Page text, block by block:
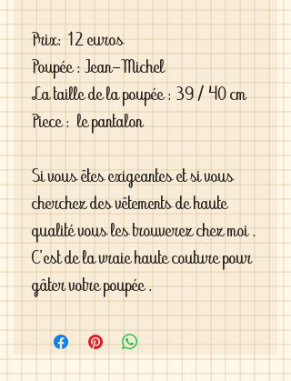
Prix: 12 euros
Poupée : Jean-Michel
La taille de la poupée : 39 / 40 cm
Piece : le pantalon
Si vous êtes exigeantes et si vous
cherchez des vêtements de haute
qualité vous les trouverez chez moi .
C'est de la vraie haute couture pour
gâter votre poupée .